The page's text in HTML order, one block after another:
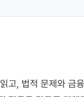
고, 법적 문제와 금